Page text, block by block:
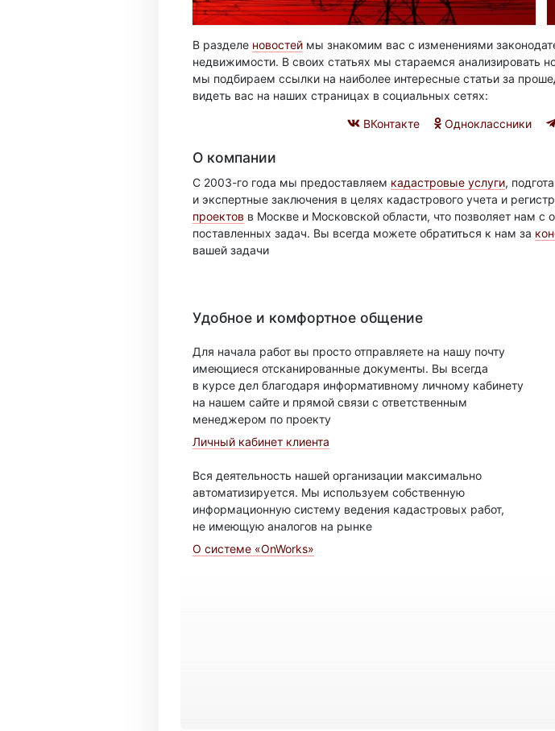
В разделе новостей мы знакомим вас с изменениями
недвижимости. В своих статьях мы стараемся анализировать
мы подбираем ссылки на наиболее интересные статьи за
видеть вас на наших страницах в социальных сетях:
ВКонтакте Одноклассники
О компании
С 2003-го года мы предоставляем кадастровые услуги,
и экспертные заключения в целях кадастрового учета и
проектов в Москве и Московской области, что позволяет нам
поставленных задач. Вы всегда можете обратиться к нам за
вашей задачи
Удобное и комфортное общение
Для начала работ вы просто отправляете на нашу почту
имеющиеся отсканированные документы. Вы всегда
в курсе дел благодаря информативному личному кабинету
на нашем сайте и прямой связи с ответственным
менеджером по проекту
Личный кабинет клиента
Вся деятельность нашей организации максимально
автоматизируется. Мы используем собственную
информационную систему ведения кадастровых работ,
не имеющую аналогов на рынке
О системе «OnWorks»